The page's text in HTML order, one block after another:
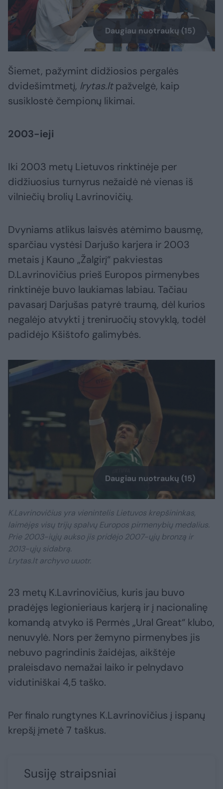
Daugiau nuotraukų (15)
Šiemet, pažymint didžiosios pergalės
dvidešimtmetį, lrytas.ltpažvelgė, kaip
susiklostė čempionų likimai.
2003-ieji
Iki 2003 metų Lietuvos rinktinėje per
didžiuosius turnyrus nežaidė nė vienas iš
vilniečių brolių Lavrinovičių.
Dvyniams atlikus laisvės atėmimo bausmę,
sparčiau vystėsi Darjušo karjera ir 2003
metais į Kauno „Žalgirį“ pakviestas
D.Lavrinovičius prieš Europos pirmenybes
rinktinėje buvo laukiamas labiau. Tačiau
pavasarį Darjušas patyrė traumą, dėl kurios
negalėjo atvykti į treniruočių stovyklą, todėl
padidėjo Kšištofo galimybės.
Daugiau nuotraukų (15)
K.Lavrinovičius yra vienintelis Lietuvos krepšininkas,
laimėjęs visų trijų spalvų Europos pirmenybių medalius.
Prie 2003-iųjų aukso jis pridėjo 2007-ųjų bronzą ir
2013-ųjų sidabrą.
Lrytas.lt archyvo uuotr.
23 metų K.Lavrinovičius, kuris jau buvo
pradėjęs legionieriaus karjerą ir į nacionalinę
komandą atvyko iš Permės „Ural Great“ klubo,
nenuvylė. Nors per žemyno pirmenybes jis
nebuvo pagrindinis žaidėjas, aikštėje
praleisdavo nemažai laiko ir pelnydavo
vidutiniškai 4,5 taško.
Per finalo rungtynes K.Lavrinovičius į ispanų
krepšį įmetė 7 taškus.
Susiję straipsniai